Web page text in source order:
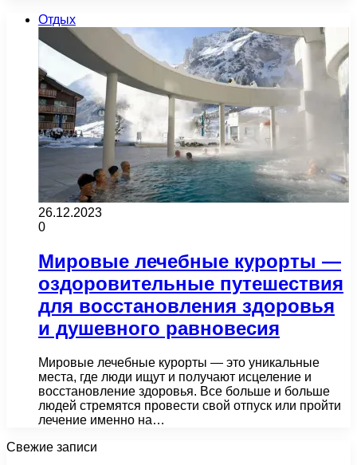
Отдых
26.12.2023
0
Мировые лечебные курорты —
оздоровительные путешествия
для восстановления здоровья
и душевного равновесия
Мировые лечебные курорты — это уникальные
места, где люди ищут и получают исцеление и
восстановление здоровья. Все больше и больше
людей стремятся провести свой отпуск или пройти
лечение именно на…
Свежие записи